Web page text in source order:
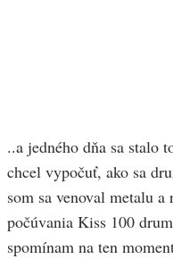
..a jedného dňa sa stalo
chcel vypočuť, ako sa
som sa venoval metalu
počúvania Kiss 100
spomínam na ten